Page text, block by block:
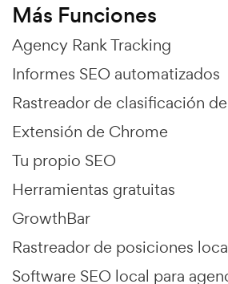
Más Funciones
Agency Rank Tracking
Informes SEO automatizados
Rastreador de clasificación
Extensión de Chrome
Tu propio SEO
Herramientas gratuitas
GrowthBar
Rastreador de posiciones
Software SEO local para